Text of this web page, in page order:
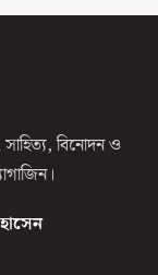
সাহিত্য, বিনোদন ও